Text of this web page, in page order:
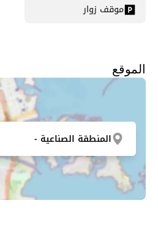
موقف زوار
الموقع
المنطقة الصناعية -